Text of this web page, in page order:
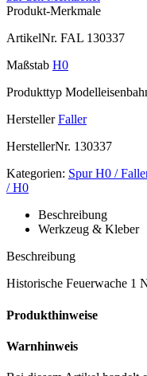
Produkt-Merkmale
ArtikelNr. FAL 130337
Maßstab H0
Produkttyp
Hersteller Faller
HerstellerNr. 130337
Kategorien: Spur H0 /
/ H0
Beschreibung
Werkzeug & Kleber
Beschreibung
Historische Feuerwache 1
Produkthinweise
Warnhinweis